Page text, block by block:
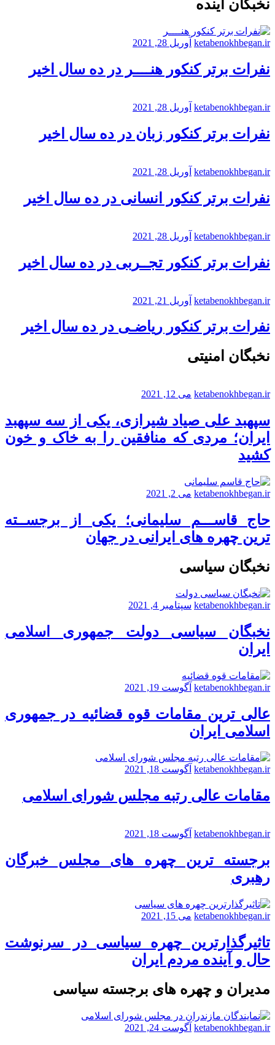
نخبگان آینده
ketabenokhbegan.ir آوریل 28, 2021
نفرات برتر کنکور هنــــر در ده سال اخیر
ketabenokhbegan.ir آوریل 28, 2021
نفرات برتر کنکور زبان در ده سال اخیر
ketabenokhbegan.ir آوریل 28, 2021
نفرات برتر کنکور انسانی در ده سال اخیر
ketabenokhbegan.ir آوریل 28, 2021
نفرات برتر کنکور تجــربی در ده سال اخیر
ketabenokhbegan.ir آوریل 21, 2021
نفرات برتر کنکور ریاضـی در ده سال اخیر
نخبگان امنیتی
ketabenokhbegan.ir می 12, 2021
سپهبد علی صیاد شیرازی، یکی از سه سپهبد
ایران؛ مردی که منافقین را به خاک و خون
کشید
ketabenokhbegan.ir می 2, 2021
حاج قاســـم سلیمانی؛ یکی از برجســته
ترین چهره های ایرانی در جهان
نخبگان سیاسی
ketabenokhbegan.ir سپتامبر 4, 2021
نخبگان سیاسی دولت جمهوری اسلامی
ایران
ketabenokhbegan.ir آگوست 19, 2021
عالی ترین مقامات قوه قضائیه در جمهوری
اسلامی ایران
ketabenokhbegan.ir آگوست 18, 2021
مقامات عالی رتبه مجلس شورای اسلامی
ketabenokhbegan.ir آگوست 18, 2021
برجسته ترین چهره های مجلس خبرگان
رهبری
ketabenokhbegan.ir می 15, 2021
تاثیرگذارترین چهره سیاسی در سرنوشت
حال و آینده مردم ایران
مدیران و چهره های برجسته سیاسی
ketabenokhbegan.ir آگوست 24, 2021